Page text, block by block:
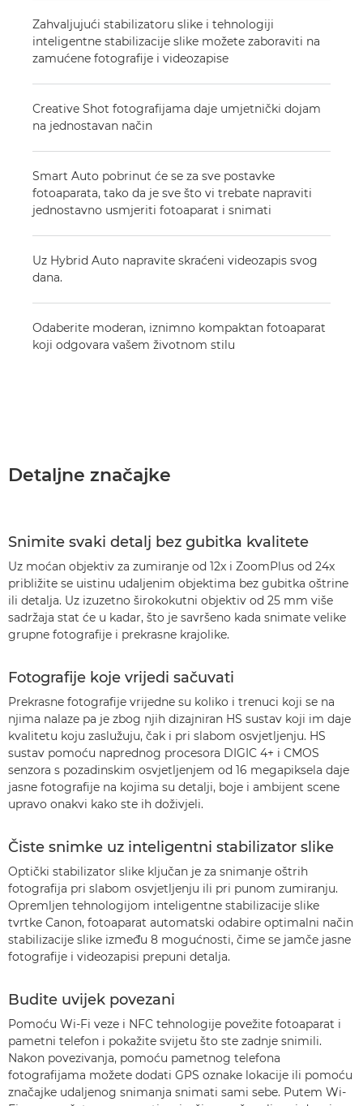
Zahvaljujući stabilizatoru slike i tehnologiji
inteligentne stabilizacije slike možete zaboraviti na
zamućene fotografije i videozapise
Creative Shot fotografijama daje umjetnički dojam
na jednostavan način
Smart Auto pobrinut će se za sve postavke
fotoaparata, tako da je sve što vi trebate napraviti
jednostavno usmjeriti fotoaparat i snimati
Uz Hybrid Auto napravite skraćeni videozapis svog
dana.
Odaberite moderan, iznimno kompaktan fotoaparat
koji odgovara vašem životnom stilu
Detaljne značajke
Snimite svaki detalj bez gubitka kvalitete
Uz moćan objektiv za zumiranje od 12x i ZoomPlus od 24x
približite se uistinu udaljenim objektima bez gubitka oštrine
ili detalja. Uz izuzetno širokokutni objektiv od 25 mm više
sadržaja stat će u kadar, što je savršeno kada snimate velike
grupne fotografije i prekrasne krajolike.
Fotografije koje vrijedi sačuvati
Prekrasne fotografije vrijedne su koliko i trenuci koji se na
njima nalaze pa je zbog njih dizajniran HS sustav koji im daje
kvalitetu koju zaslužuju, čak i pri slabom osvjetljenju. HS
sustav pomoću naprednog procesora DIGIC 4+ i CMOS
senzora s pozadinskim osvjetljenjem od 16 megapiksela daje
jasne fotografije na kojima su detalji, boje i ambijent scene
upravo onakvi kako ste ih doživjeli.
Čiste snimke uz inteligentni stabilizator slike
Optički stabilizator slike ključan je za snimanje oštrih
fotografija pri slabom osvjetljenju ili pri punom zumiranju.
Opremljen tehnologijom inteligentne stabilizacije slike
tvrtke Canon, fotoaparat automatski odabire optimalni način
stabilizacije slike između 8 mogućnosti, čime se jamče jasne
fotografije i videozapisi prepuni detalja.
Budite uvijek povezani
Pomoću Wi-Fi veze i NFC tehnologije povežite fotoaparat i
pametni telefon i pokažite svijetu što ste zadnje snimili.
Nakon povezivanja, pomoću pametnog telefona
fotografijama možete dodati GPS oznake lokacije ili pomoću
značajke udaljenog snimanja snimati sami sebe. Putem Wi-